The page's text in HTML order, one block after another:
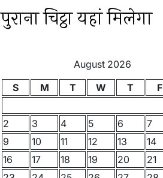
पुराना चिट्ठा यहां मिलेगा
August 2026
S
M T W T F
2
3 4 5 6 7
9
10 11 12 13 14
16
17 18 19 20 21